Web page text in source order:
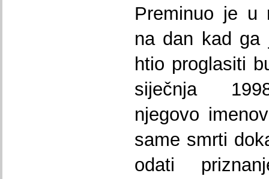
Preminuo je u
na dan kad ga
htio proglasiti
siječnja
njegovo
same smrti
odati